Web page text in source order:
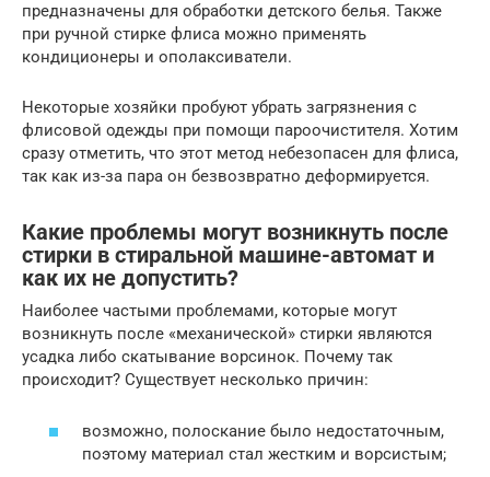
предназначены для обработки детского белья. Также
при ручной стирке флиса можно применять
кондиционеры и ополаксиватели.
Некоторые хозяйки пробуют убрать загрязнения с
флисовой одежды при помощи пароочистителя. Хотим
сразу отметить, что этот метод небезопасен для флиса,
так как из-за пара он безвозвратно деформируется.
Какие проблемы могут возникнуть после
стирки в стиральной машине-автомат и
как их не допустить?
Наиболее частыми проблемами, которые могут
возникнуть после «механической» стирки являются
усадка либо скатывание ворсинок. Почему так
происходит? Существует несколько причин:
возможно, полоскание было недостаточным,
поэтому материал стал жестким и ворсистым;